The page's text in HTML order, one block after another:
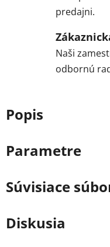
predajni.
Naši
odbornú
Popis
Parametre
Súvisiace
Diskusia